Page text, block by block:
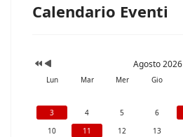
Calendario Eventi
Agosto 2026
Lun Mar Mer Gio
3
4 5 6
10
11 12 13